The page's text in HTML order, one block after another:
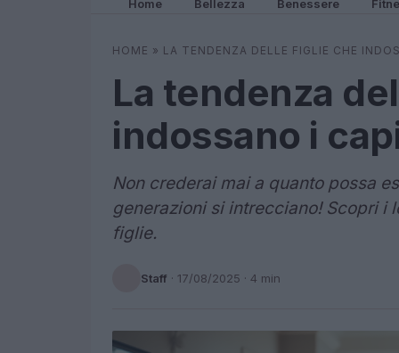
Home Bellezza Benessere
HOME » LA TENDENZA DELLE FIGLIE CHE
La tendenza
indossano i
Non crederai mai a quanto possa
generazioni si intrecciano! Scopri i
figlie.
Staff · 17/08/2025 · 4 min